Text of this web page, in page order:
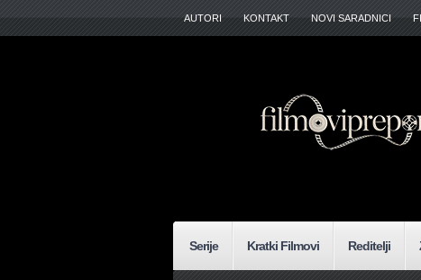
AUTORI KONTAKT NOVI SARADNICI
Serije Kratki Filmovi Reditelji